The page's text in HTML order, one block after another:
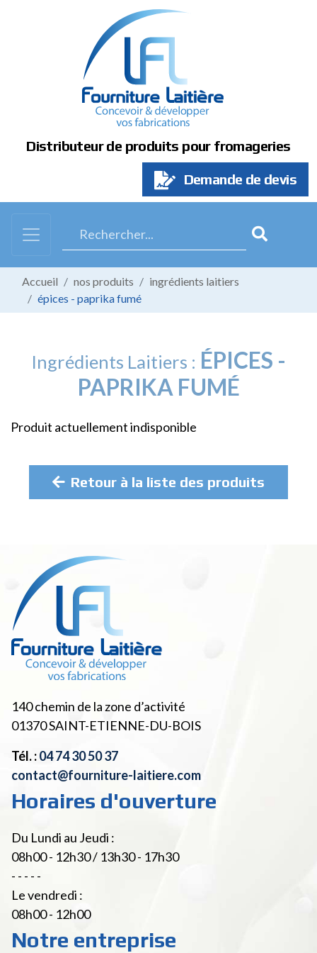
Distributeur de produits pour fromageries
Demande de devis
Accueil nos produits
ingrédients laitiers
épices - paprika fumé
Ingrédients Laitiers : ÉPICES -
PAPRIKA FUMÉ
Produit actuellement indisponible
Retour à la liste des produits
140 chemin de la zone d’activité
01370SAINT-ETIENNE-DU-BOIS
Tél. :04 74 30 50 37
contact@fourniture-laitiere.com
Horaires d'ouverture
Du Lundi au Jeudi :
08h00 - 12h30 / 13h30 - 17h30
- - - - -
Le vendredi :
08h00 - 12h00
Notre entreprise
Panneau de gestion des cookies